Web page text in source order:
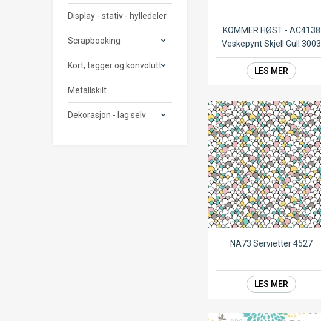
Display - stativ - hylledeler
Scrapbooking
Kort, tagger og konvolutt
Metallskilt
Dekorasjon - lag selv
KOMMER HØST - AC4138
Veskepynt Skjell Gull 3003
LES MER
NA73 Servietter 4527
LES MER